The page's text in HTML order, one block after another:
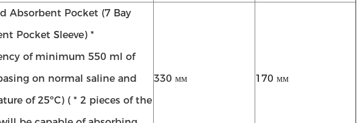
Absorbent Pocket (7 Bay
Pocket Sleeve) *
of minimum 550 ml of
on normal saline and
of 25ºC) ( * 2 pieces of the
330 мм 170 мм